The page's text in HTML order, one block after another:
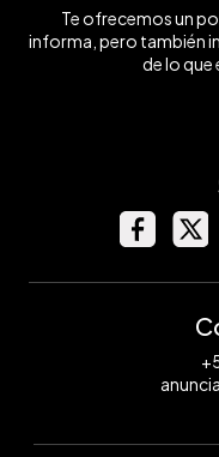
Te ofrecemos un
informa, pero también
de lo que